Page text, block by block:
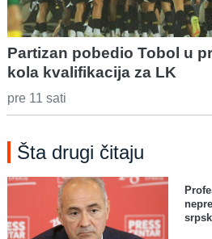
Partizan pobedio Tobol u
kola kvalifikacija za LK
pre 11 sati
Šta drugi čitaju